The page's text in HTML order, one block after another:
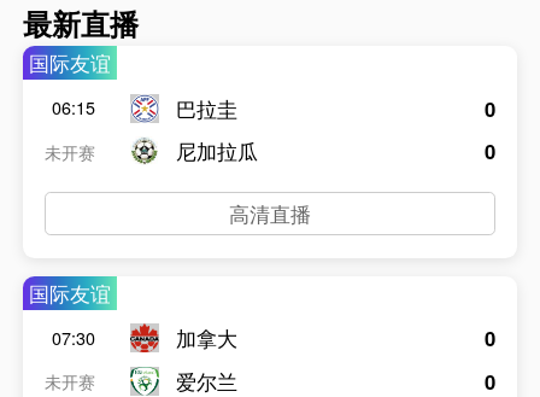
最新直播
国际友谊
06:15
未开赛
巴拉圭
尼加拉瓜
0
0
高清直播
国际友谊
07:30
未开赛
加拿大
爱尔兰
0
0